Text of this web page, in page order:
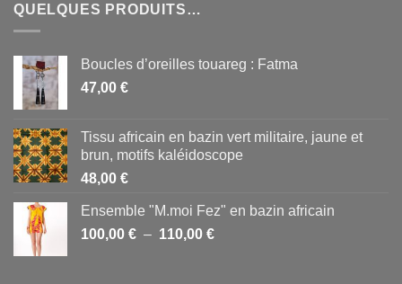
QUELQUES PRODUITS…
Boucles d’oreilles touareg : Fatma
47,00 €
Tissu africain en bazin vert militaire, jaune et
brun, motifs kaléidoscope
48,00 €
Ensemble "M.moi Fez" en bazin africain
100,00 € – 110,00 €Plage